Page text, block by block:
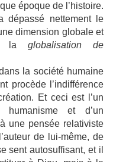
époque de l’histoire.
dépassé nettement le
dimension globale et
la globalisation de
la société humaine
procède l’indifférence
Et ceci est l’un
et d’un
une pensée relativiste
de lui-même, de
sent autosuffisant, et il